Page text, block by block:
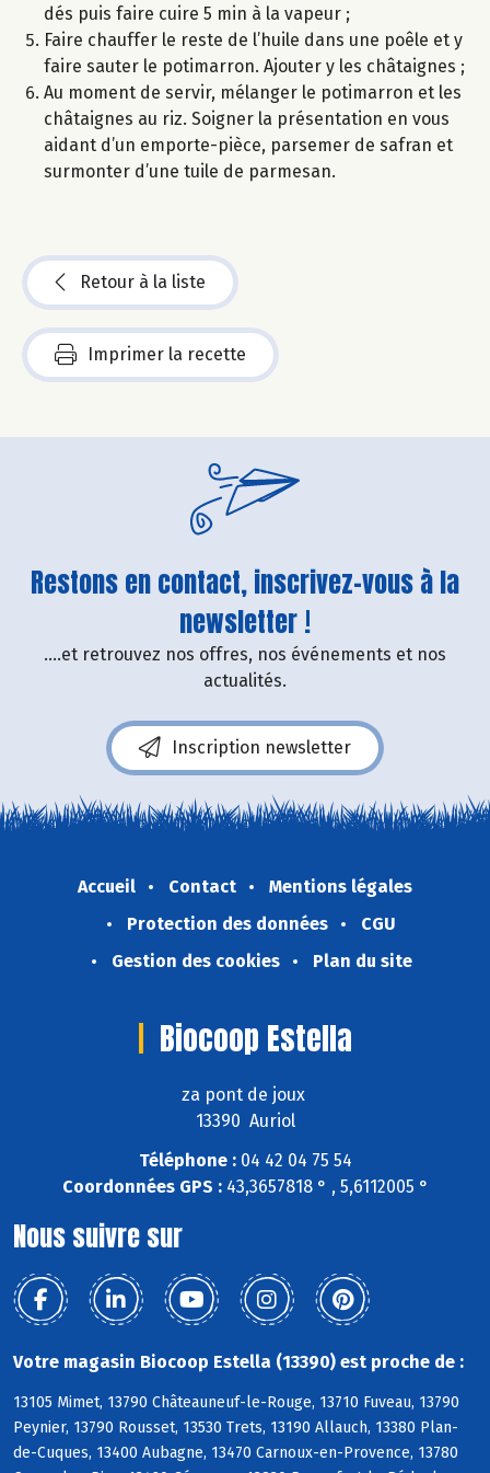
dés puis faire cuire 5 min à la vapeur ;
Faire chauffer le reste de l’huile dans une poêle et y
faire sauter le potimarron. Ajouter y les châtaignes ;
Au moment de servir, mélanger le potimarron et les
châtaignes au riz. Soigner la présentation en vous
aidant d’un emporte-pièce, parsemer de safran et
surmonter d’une tuile de parmesan.
Retour à la liste
Imprimer la recette
Restons en contact, inscrivez-vous à la
newsletter !
....et retrouvez nos offres, nos événements et nos
actualités.
Inscription newsletter
Accueil Contact
Mentions légales
Protection des données
CGU
Gestion des cookies
Plan du site
Biocoop Estella
za pont de joux
13390 Auriol
Téléphone :04 42 04 75 54
Coordonnées GPS :43,3657818 ° , 5,6112005 °
Nous suivre sur
Votre magasin Biocoop Estella (13390) est proche de :
13105 Mimet, 13790 Châteauneuf-le-Rouge, 13710 Fuveau, 13790
Peynier, 13790 Rousset, 13530 Trets, 13190 Allauch, 13380 Plan-
de-Cuques, 13400 Aubagne, 13470 Carnoux-en-Provence, 13780